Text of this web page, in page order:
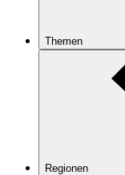
Themen
Regionen